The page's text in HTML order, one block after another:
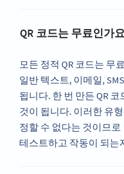
QR 코드는 무료인가
모든 정적 QR 코드는 무
일반 텍스트, 이메일,
됩니다. 한 번 만든 QR
것이 됩니다. 이러한 유
정할 수 없다는 것이므로
테스트하고 작동이 되는